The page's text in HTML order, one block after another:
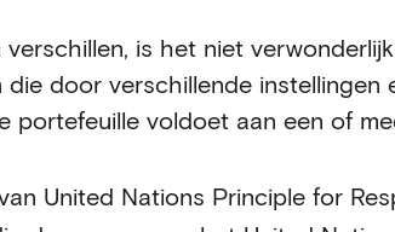
is het niet
door verschillende instellingen
portefeuille voldoet aan een of
United Nations Principle for